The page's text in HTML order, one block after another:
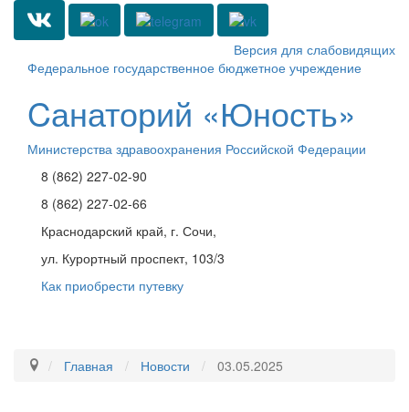
Версия для слабовидящих
Федеральное государственное бюджетное учреждение
Cанаторий «Юность»
Министерства здравоохранения Российской Федерации
8 (862) 227-02-90
8 (862) 227-02-66
Краснодарский край, г. Сочи,
ул. Курортный проспект, 103/3
Как приобрести путевку
Главная
Новости 03.05.2025